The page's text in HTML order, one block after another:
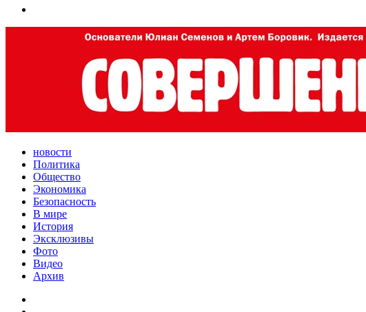
новости
Политика
Общество
Экономика
Безопасность
В мире
История
Эксклюзивы
Фото
Видео
Архив